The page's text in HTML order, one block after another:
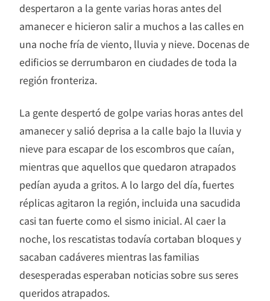
despertaron a la gente varias horas antes del
amanecer e hicieron salir a muchos a las calles en
una noche fría de viento, lluvia y nieve. Docenas de
edificios se derrumbaron en ciudades de toda la
región fronteriza.
La gente despertó de golpe varias horas antes del
amanecer y salió deprisa a la calle bajo la lluvia y
nieve para escapar de los escombros que caían,
mientras que aquellos que quedaron atrapados
pedían ayuda a gritos. A lo largo del día, fuertes
réplicas agitaron la región, incluida una sacudida
casi tan fuerte como el sismo inicial. Al caer la
noche, los rescatistas todavía cortaban bloques y
sacaban cadáveres mientras las familias
desesperadas esperaban noticias sobre sus seres
queridos atrapados.